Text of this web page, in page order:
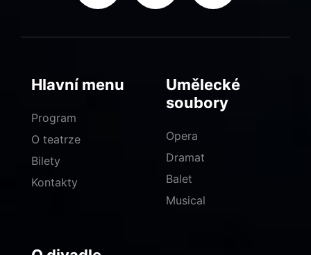
Hlavní menu
Program
O teatrze
Bilety
Kontakty
Umělecké
soubory
Opera
Dramat
Balet
Musical